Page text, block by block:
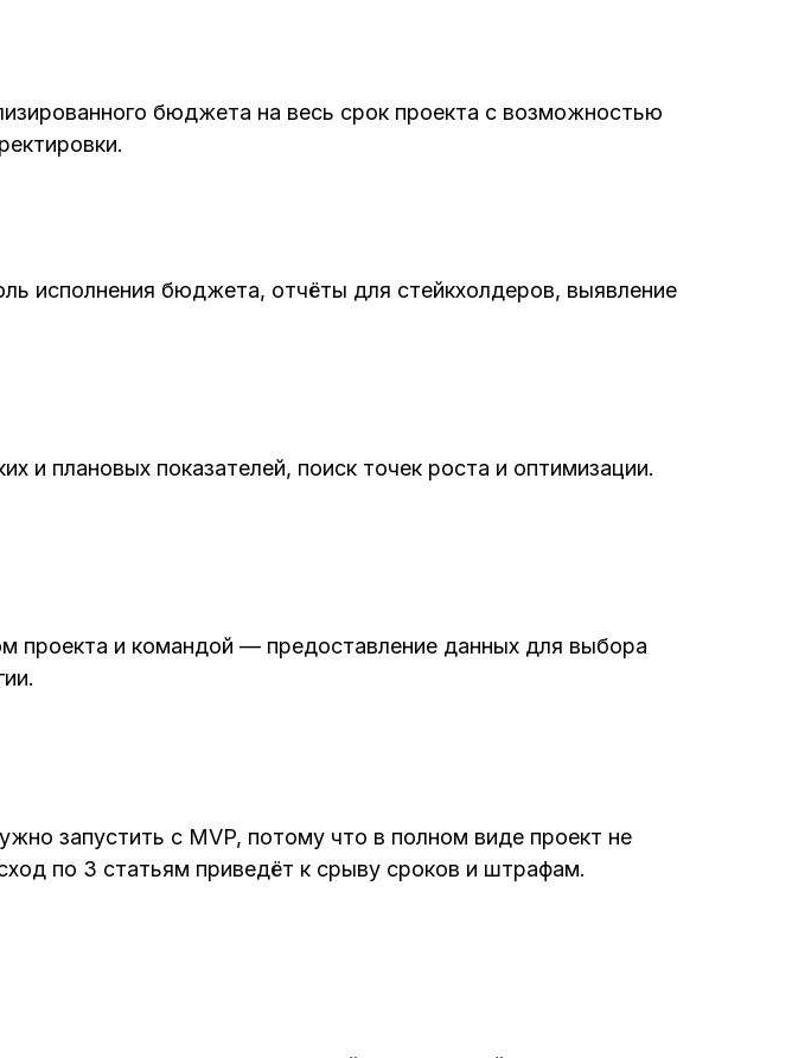
бюджета на весь срок проекта с возможностью
исполнения бюджета, отчёты для стейкхолдеров, выявление
и плановых показателей, поиск точек роста и оптимизации.
проекта и командой — предоставление данных для выбора
запустить с MVP, потому что в полном виде проект не
по 3 статьям приведёт к срыву сроков и штрафам.